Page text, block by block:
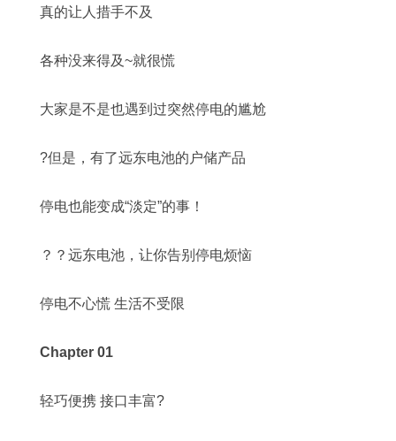
真的让人措手不及
各种没来得及~就很慌
大家是不是也遇到过突然停电的尴尬
?但是，有了远东电池的户储产品
停电也能变成“淡定”的事！
？？远东电池，让你告别停电烦恼
停电不心慌 生活不受限
Chapter 01
轻巧便携 接口丰富?